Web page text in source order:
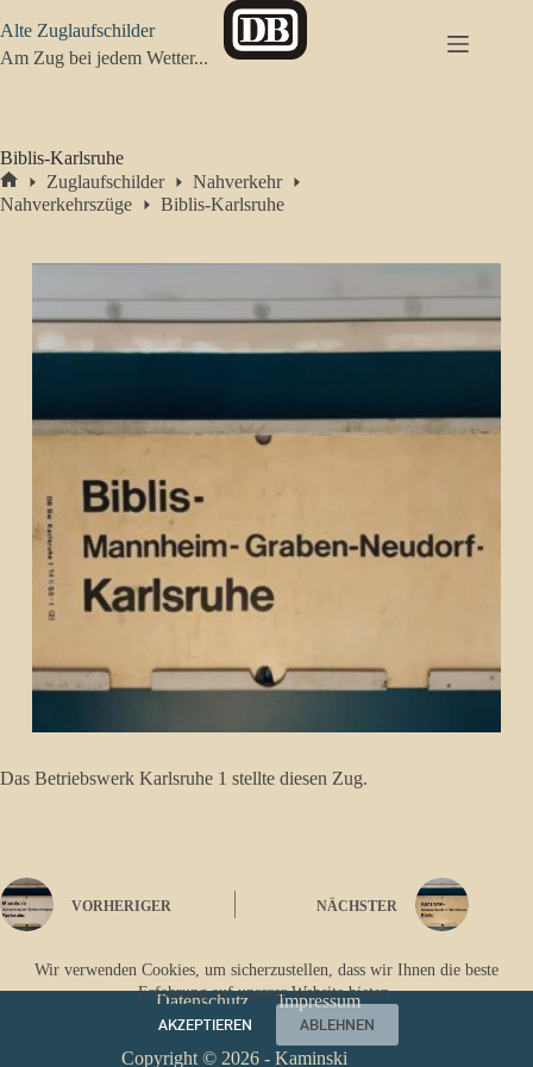
Inhalt
springen
Wir verwenden Cookies, um sicherzustellen, dass wir Ihnen die beste
Erfahrung auf unserer Website bieten.
AKZEPTIEREN
ABLEHNEN
Alte Zuglaufschilder
Am Zug bei jedem Wetter...
Biblis-Karlsruhe
Start
Zuglaufschilder
Nahverkehr
Nahverkehrszüge
Biblis-Karlsruhe
Das Betriebswerk Karlsruhe 1 stellte diesen Zug.
VORHERIGER NÄCHSTER
Datenschutz Impressum
Copyright © 2026 - Kaminski